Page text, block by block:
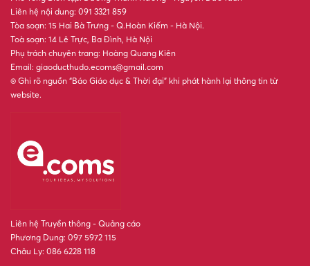
Liên hệ nội dung: 091 3321 859
Tòa soạn: 15 Hai Bà Trưng - Q.Hoàn Kiếm - Hà Nội.
Toà soạn: 14 Lê Trực, Ba Đình, Hà Nội
Phụ trách chuyên trang: Hoàng Quang Kiên
Email: giaoducthudo.ecoms@gmail.com
® Ghi rõ nguồn “Báo Giáo dục & Thời đại” khi phát hành lại thông tin từ
website.
Liên hệ Truyền thông - Quảng cáo
Phương Dung: 097 5972 115
Châu Ly: 086 6228 118